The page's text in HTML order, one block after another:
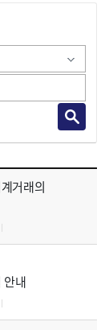
거래의
안내